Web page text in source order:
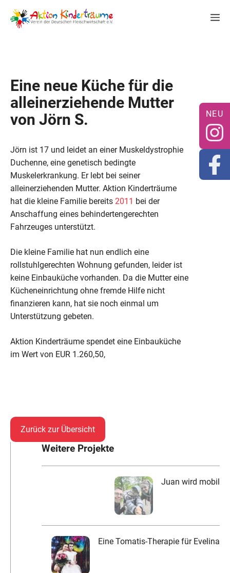
Inhalt
springen
Eine neue Küche für die
alleinerziehende Mutter
von Jörn S.
Jörn ist 17 und leidet an einer Muskeldystrophie
Duchenne, eine genetisch bedingte
Muskelerkrankung. Er lebt bei seiner
alleinerziehenden Mutter. Aktion Kinderträume
hat die kleine Familie bereits 2011 bei der
Anschaffung eines behindertengerechten
Fahrzeuges unterstützt.
Die kleine Familie hat nun endlich eine
rollstuhlgerechten Wohnung gefunden, leider ist
keine Einbauküche vorhanden. Da die Mutter eine
Kücheneinrichtung ohne fremde Hilfe nicht
finanzieren kann, hat sie noch einmal um
Unterstützung gebeten.
Aktion Kinderträume spendet eine Einbauküche
im Wert von EUR 1.260,50,
Zurück zur Übersicht
Weitere Projekte
Juan wird mobil
Eine Tomatis-Therapie für Evelina